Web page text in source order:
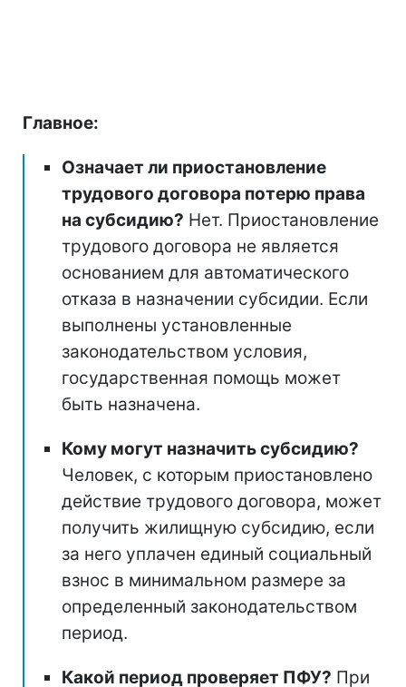
Главное:
Означает ли приостановление
трудового договора потерю права
на субсидию? Нет. Приостановление
трудового договора не является
основанием для автоматического
отказа в назначении субсидии. Если
выполнены установленные
законодательством условия,
государственная помощь может
быть назначена.
Кому могут назначить субсидию?
Человек, с которым приостановлено
действие трудового договора, может
получить жилищную субсидию, если
за него уплачен единый социальный
взнос в минимальном размере за
определенный законодательством
период.
Какой период проверяет ПФУ? При